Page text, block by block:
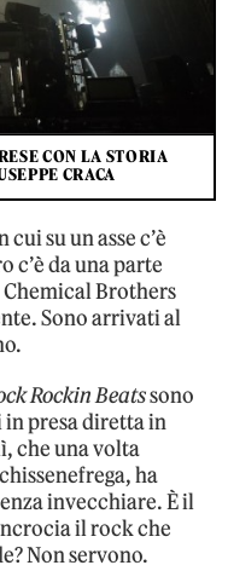
CON LA STORIA
CRACA
su un asse c’è
c’è da una parte
Brothers
Sono arrivati al
Rockin Beatssono
presa diretta in
che una volta
ha
invecchiare. È il
il rock che
Non servono.